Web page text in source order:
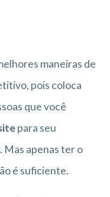
maneiras de
pois coloca
que você
para seu
Mas apenas ter o
é suficiente.